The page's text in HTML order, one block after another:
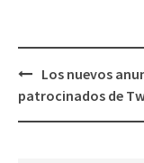
Post
navigation
Los nuevos
patrocinados de